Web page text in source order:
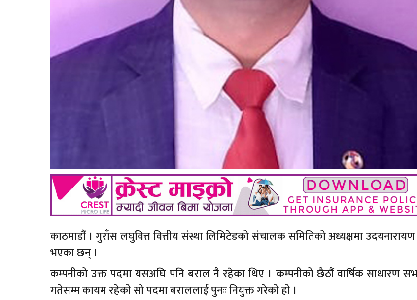
काठमाडौं । गुराँस लघुवित्त वित्तीय संस्था लिमिटेडको संचालक समितिको अध्यक्षमा
भएका छन् ।
कम्पनीको उक्त पदमा यसअघि पनि बराल नै रहेका थिए । कम्पनीको छैठौं वार्षिक साधारण
गतेसम्म कायम रहेको सो पदमा बराललाई पुनःः नियुक्त गरेको हो ।